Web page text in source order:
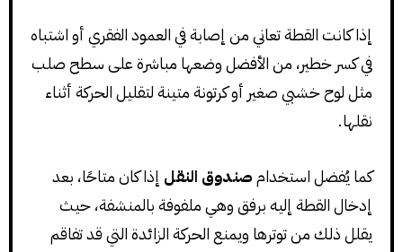
إذا كانت القطة تعاني من إصابة في العمود الفقري أو اشتباه
في كسر خطير، من الأفضل وضعها مباشرة على سطح صلب
مثل لوح خشبي صغير أو كرتونة متينة لتقليل الحركة أثناء
نقلها.
كما يُفضل استخدامصندوق النقل إذا كان متاحًا، بعد
إدخال القطة إليه برفق وهي ملفوفة بالمنشفة، حيث
يقلل ذلك من توترها ويمنع الحركة الزائدة التي قد تفاقم